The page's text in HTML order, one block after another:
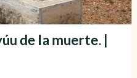
de la muerte. |